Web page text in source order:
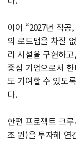
이어 “2027년 착공
의 로드맵을 차질
리 시설을 구현하
중심 기업으로서
도 기여할 수 있도
다.
한편 프로젝트 크
조 원)을 투자해 연